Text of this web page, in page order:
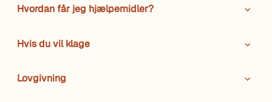
Hvordan får jeg hjælpemidler?
Hvis du vil klage
Lovgivning